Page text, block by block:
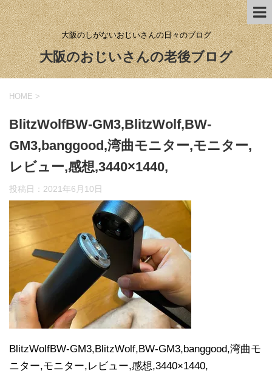
大阪のしがないおじいさんの日々のブログ
大阪のおじいさんの老後ブログ
HOME >
BlitzWolfBW-GM3,BlitzWolf,BW-
GM3,banggood,湾曲モニター,モニター,
レビュー,感想,3440×1440,
投稿日： 2021年6月10日
BlitzWolfBW-GM3,BlitzWolf,BW-GM3,banggood,湾曲モ
ニター,モニター,レビュー,感想,3440×1440,